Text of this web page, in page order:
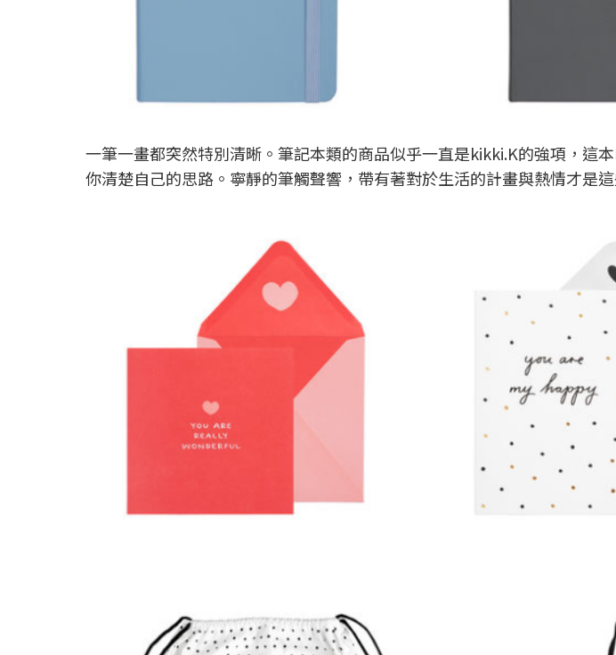
一筆一畫都突然特別清晰。筆記本類的商品似乎一直是kikki.K的強項，這
你清楚自己的思路。寧靜的筆觸聲響，帶有著對於生活的計畫與熱情才是這